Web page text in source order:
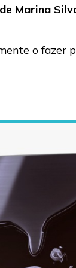
Marina
o fazer